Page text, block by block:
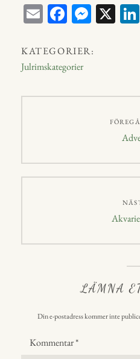
E
ail
Fa
bo
ok
M
en
r
X
KATEGORIER:
Julrimskategorier
Nästa
LÄMNA
Din e-postadress kommer inte
Kommentar*